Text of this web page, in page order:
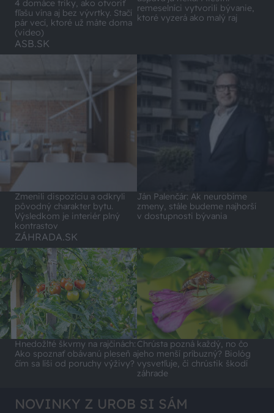
4 domáce triky, ako otvoriť
fľašu vína aj bez vývrtky. Stačí
pár vecí, ktoré už máte doma
(video)
remeselníci vytvorili bývanie,
ktoré vyzerá ako malý raj
ASB.SK
Zmenili dispozíciu a odkryli
pôvodný charakter bytu.
Výsledkom je interiér plný
kontrastov
Ján Palenčár: Ak neurobíme
zmeny, stále budeme najhorší
v dostupnosti bývania
ZÁHRADA.SK
Hnedožlté škvrny na rajčinách:
Ako spoznať obávanú pleseň a
čím sa líši od poruchy výživy?
Chrústa pozná každý, no čo
jeho menší príbuzný? Biológ
vysvetľuje, či chrústik škodí
záhrade
NOVINKY Z UROB SI SÁM